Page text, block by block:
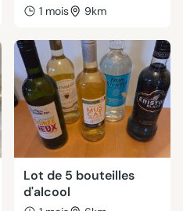
1 mois 9km
Lot de 5 bouteilles
d'alcool